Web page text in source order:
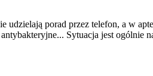
porad przez telefon, a w
Sytuacja jest ogólnie